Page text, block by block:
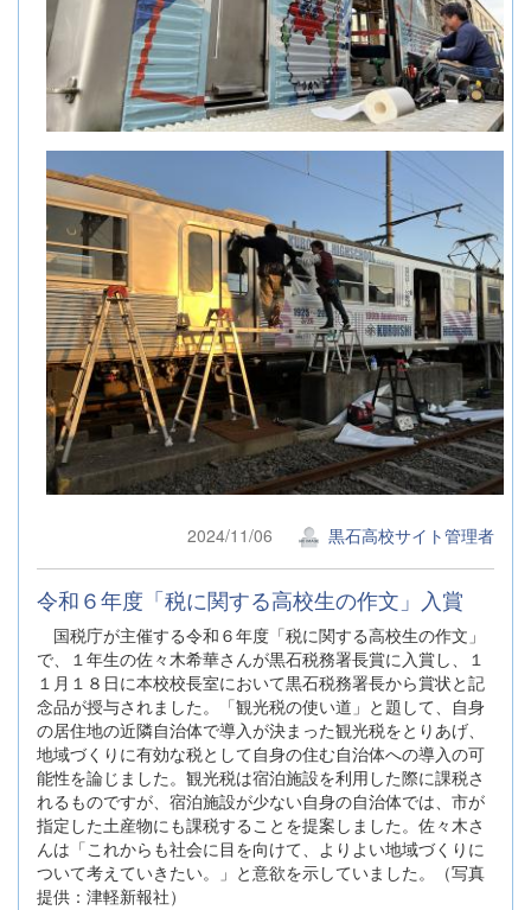
2024/11/06 黒石高校サイト管理者
令和６年度「税に関する高校生の作文」入賞
国税庁が主催する令和６年度「税に関する高校生の作文」
で、１年生の佐々木希華さんが黒石税務署長賞に入賞し、１
１月１８日に本校校長室において黒石税務署長から賞状と記
念品が授与されました。「観光税の使い道」と題して、自身
の居住地の近隣自治体で導入が決まった観光税をとりあげ、
地域づくりに有効な税として自身の住む自治体への導入の可
能性を論じました。観光税は宿泊施設を利用した際に課税さ
れるものですが、宿泊施設が少ない自身の自治体では、市が
指定した土産物にも課税することを提案しました。佐々木さ
んは「これからも社会に目を向けて、よりよい地域づくりに
ついて考えていきたい。」と意欲を示していました。（写真
提供：津軽新報社）